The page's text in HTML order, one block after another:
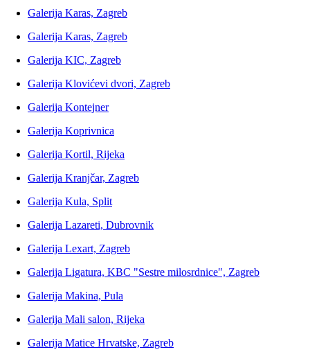
Galerija Karas, Zagreb
Galerija Karas, Zagreb
Galerija KIC, Zagreb
Galerija Klovićevi dvori, Zagreb
Galerija Kontejner
Galerija Koprivnica
Galerija Kortil, Rijeka
Galerija Kranjčar, Zagreb
Galerija Kula, Split
Galerija Lazareti, Dubrovnik
Galerija Lexart, Zagreb
Galerija Ligatura, KBC "Sestre milosrdnice", Zagreb
Galerija Makina, Pula
Galerija Mali salon, Rijeka
Galerija Matice Hrvatske, Zagreb